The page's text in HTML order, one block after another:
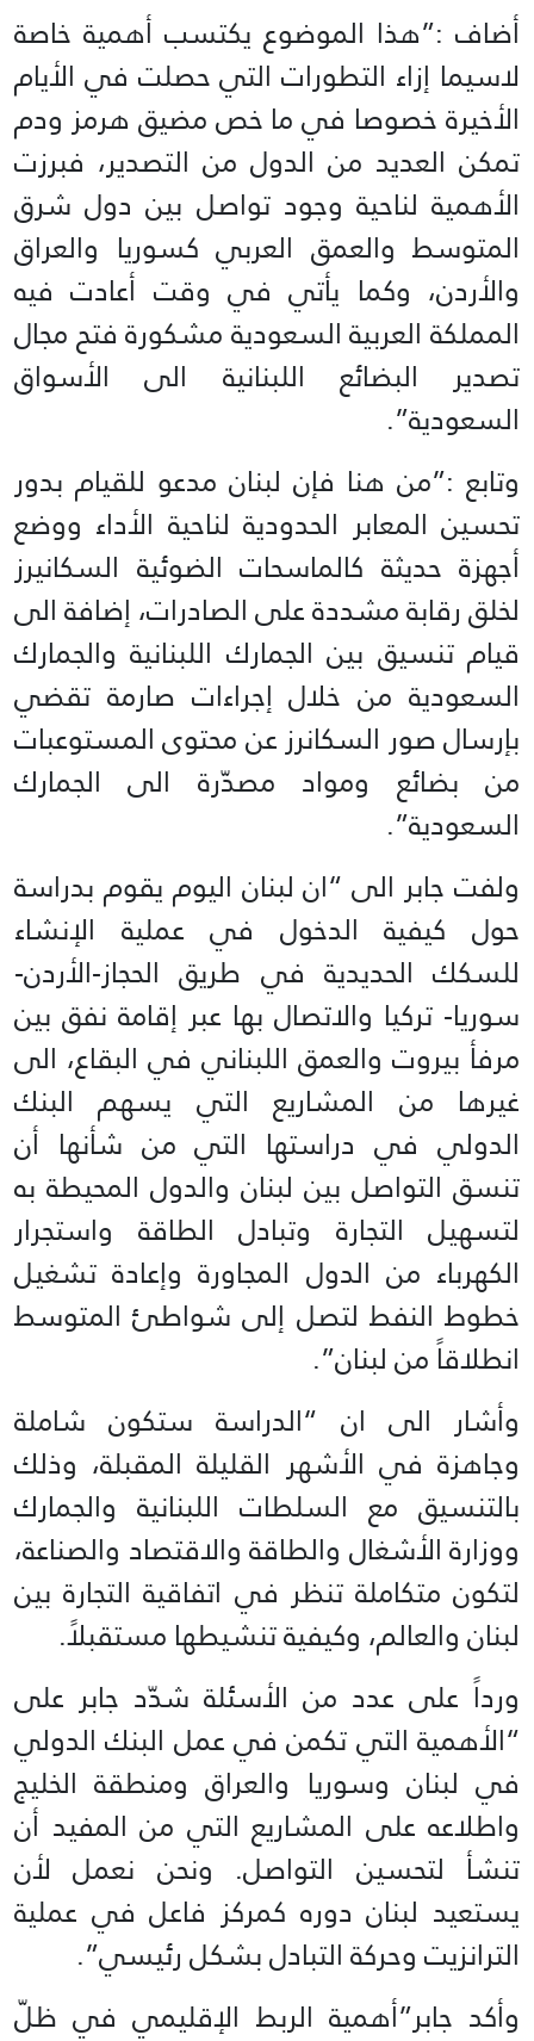
أضاف :”هذا الموضوع يكتسب أهمية خاصة
لاسيما إزاء التطورات التي حصلت في الأيام
الأخيرة خصوصا في ما خص مضيق هرمز ودم
تمكن العديد من الدول من التصدير، فبرزت
الأهمية لناحية وجود تواصل بين دول شرق
المتوسط والعمق العربي كسوريا والعراق
والأردن، وكما يأتي في وقت أعادت فيه
المملكة العربية السعودية مشكورة فتح مجال
تصدير البضائع اللبنانية الى الأسواق
السعودية”.
وتابع :”من هنا فإن لبنان مدعو للقيام بدور
تحسين المعابر الحدودية لناحية الأداء ووضع
أجهزة حديثة كالماسحات الضوئية السكانيرز
لخلق رقابة مشددة على الصادرات، إضافة الى
قيام تنسيق بين الجمارك اللبنانية والجمارك
السعودية من خلال إجراءات صارمة تقضي
بإرسال صور السكانرز عن محتوى المستوعبات
من بضائع ومواد مصدّرة الى الجمارك
السعودية”.
ولفت جابر الى “ان لبنان اليوم يقوم بدراسة
حول كيفية الدخول في عملية الإنشاء
للسكك الحديدية في طريق الحجاز-الأردن-
سوريا- تركيا والاتصال بها عبر إقامة نفق بين
مرفأ بيروت والعمق اللبناني في البقاع، الى
غيرها من المشاريع التي يسهم البنك
الدولي في دراستها التي من شأنها أن
تنسق التواصل بين لبنان والدول المحيطة به
لتسهيل التجارة وتبادل الطاقة واستجرار
الكهرباء من الدول المجاورة وإعادة تشغيل
خطوط النفط لتصل إلى شواطئ المتوسط
انطلاقاً من لبنان”.
وأشار الى ان “الدراسة ستكون شاملة
وجاهزة في الأشهر القليلة المقبلة، وذلك
بالتنسيق مع السلطات اللبنانية والجمارك
ووزارة الأشغال والطاقة والاقتصاد والصناعة،
لتكون متكاملة تنظر في اتفاقية التجارة بين
لبنان والعالم، وكيفية تنشيطها مستقبلاً.
ورداً على عدد من الأسئلة شدّد جابر على
“الأهمية التي تكمن في عمل البنك الدولي
في لبنان وسوريا والعراق ومنطقة الخليج
واطلاعه على المشاريع التي من المفيد أن
تنشأ لتحسين التواصل. ونحن نعمل لأن
يستعيد لبنان دوره كمركز فاعل في عملية
الترانزيت وحركة التبادل بشكل رئيسي”.
وأكد جابر”أهمية الربط الإقليمي في ظلّ